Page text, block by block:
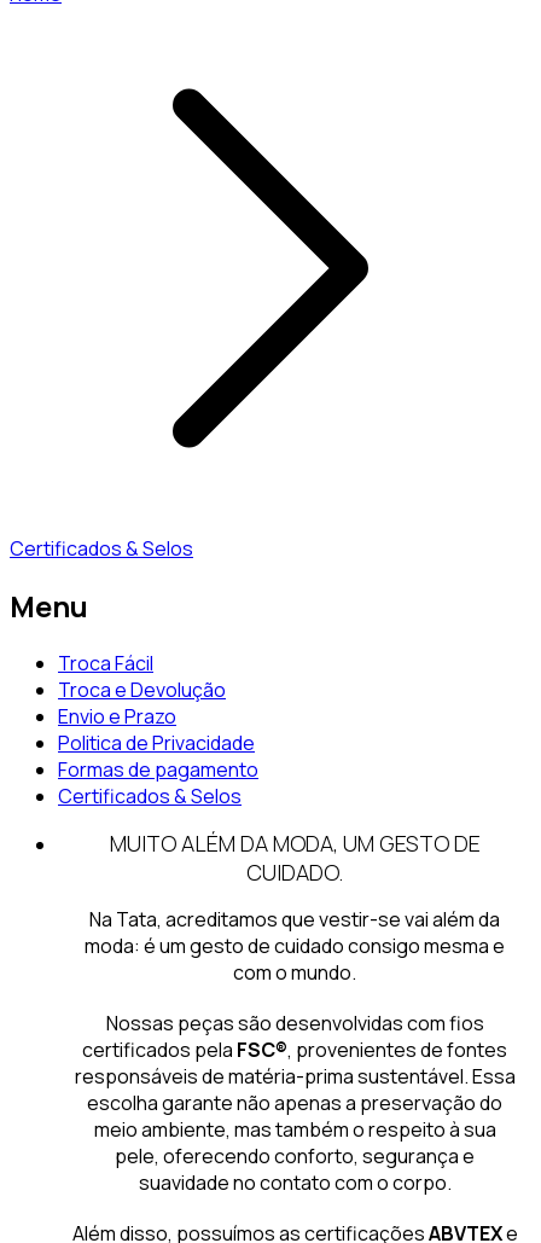
Certificados & Selos
Menu
Troca Fácil
Troca e Devolução
Envio e Prazo
Politica de Privacidade
Formas de pagamento
Certificados & Selos
MUITO ALÉM DA MODA, UM GESTO DE
CUIDADO.
Na Tata, acreditamos que vestir-se vai além da
moda: é um gesto de cuidado consigo mesma e
com o mundo.
Nossas peças são desenvolvidas com fios
certificados pela FSC®, provenientes de fontes
responsáveis de matéria-prima sustentável. Essa
escolha garante não apenas a preservação do
meio ambiente, mas também o respeito à sua
pele, oferecendo conforto, segurança e
suavidade no contato com o corpo.
Além disso, possuímos as certificaçõesABVTEXe